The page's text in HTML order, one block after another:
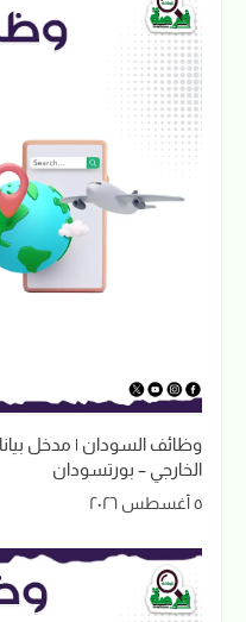
وظائف السودان | مدخل
الخارجي – بورتسودان
٥ أغسطس ٢٠٢٦